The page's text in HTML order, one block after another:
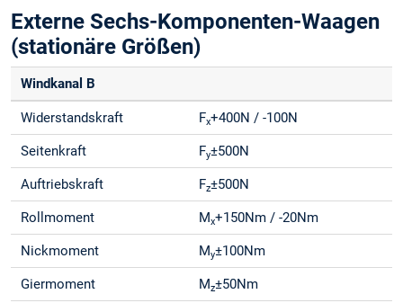
Externe Sechs-Komponenten-Waagen
(stationäre Größen)
Windkanal B
Widerstandskraft Fx+400N / -100N
Seitenkraft Fy±500N
Auftriebskraft Fz±500N
Rollmoment Mx+150Nm / -20Nm
Nickmoment My±100Nm
Giermoment Mz±50Nm